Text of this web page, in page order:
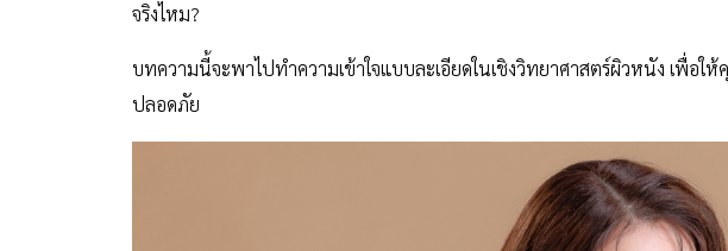
จริงไหม?
บทความนี้จะพาไปทำความเข้าใจแบบละเอียดในเชิงวิทยาศาสตร์ผิวหนัง เพื่อใ
ปลอดภัย